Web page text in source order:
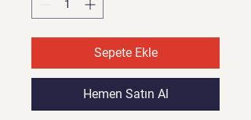
Sepete Ekle
Hemen Satın Al